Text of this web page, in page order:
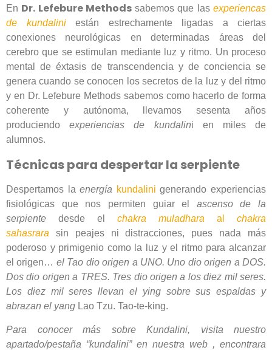
En Dr. Lefebure Methodssabemos que lasexperiencas
de kundalini están estrechamente ligadas a ciertas
conexiones neurológicas en determinadas áreas del
cerebro que se estimulan mediante luz y ritmo. Un proceso
mental de éxtasis de transcendencia y de conciencia se
genera cuando se conocen los secretos de la luz y del ritmo
y en Dr. Lefebure Methods sabemos como hacerlo de forma
coherente y autónoma, llevamos sesenta años
produciendoexperiencias de kundalini en miles de
alumnos.
Técnicas para despertar la serpiente
Despertamos laenergía kundalini generando experiencias
fisiológicas que nos permiten guiar el ascenso de la
serpiente desde el chakra muladhara al chakra
sahasrara sin peajes ni distracciones, pues nada más
poderoso y primigenio como la luz y el ritmo para alcanzar
el origen… el Tao dio origen a UNO. Uno dio origen a DOS.
Dos dio origen a TRES. Tres dio origen a los diez mil seres.
Los diez mil seres llevan el ying sobre sus espaldas y
abrazan el yang Lao Tzu. Tao-te-king.
Para conocer más sobre Kundalini, visita nuestro
apartado/pestaña “kundalini” en nuestra web , encontrara